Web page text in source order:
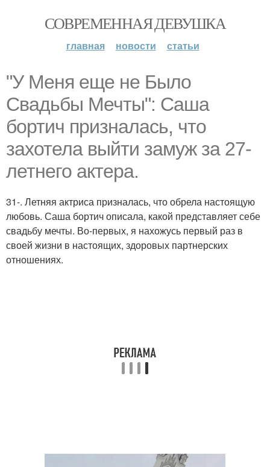
СОВРЕМЕННАЯ ДЕВУШКА
главная новости статьи
"У Меня еще не Было
Свадьбы Мечты": Саша
бортич призналась, что
захотела выйти замуж за 27-
летнего актера.
31-. Летняя актриса призналась, что обрела настоящую
любовь. Саша бортич описала, какой представляет себе
свадьбу мечты. Во-первых, я нахожусь первый раз в
своей жизни в настоящих, здоровых партнерских
отношениях.